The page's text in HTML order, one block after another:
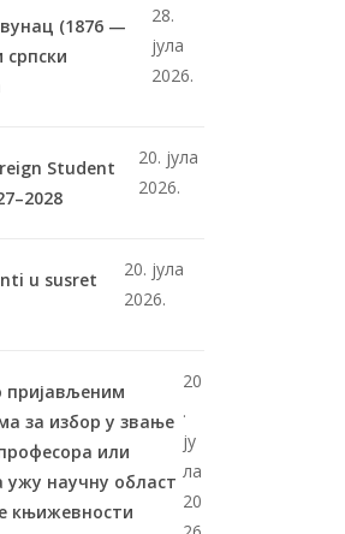
(1876 —
српски
28.
јула
2026.
Student
20. јула
2026.
u susret
20. јула
2026.
пријављеним
за избор у звање
или
ужу научну област
књижевности
20
.
ју
ла
20